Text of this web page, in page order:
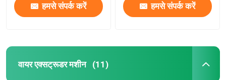
हमसे संपर्क करें हमसे संपर्क करें
वायर एक्सट्रूडर मशीन (11)